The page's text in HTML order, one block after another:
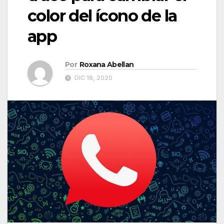
color del ícono de la
app
Por Roxana Abellan
DIC 18, 2020